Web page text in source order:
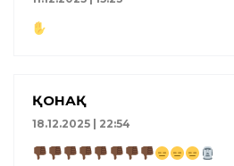
ҚОНАҚ
18.12.2025 | 22:54